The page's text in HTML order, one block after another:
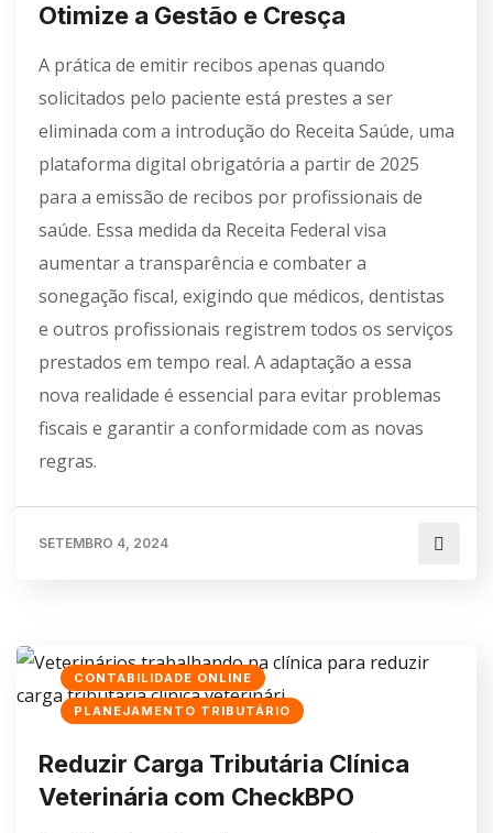
Otimize a Gestão e Cresça
A prática de emitir recibos apenas quando
solicitados pelo paciente está prestes a ser
eliminada com a introdução do Receita Saúde, uma
plataforma digital obrigatória a partir de 2025
para a emissão de recibos por profissionais de
saúde. Essa medida da Receita Federal visa
aumentar a transparência e combater a
sonegação fiscal, exigindo que médicos, dentistas
e outros profissionais registrem todos os serviços
prestados em tempo real. A adaptação a essa
nova realidade é essencial para evitar problemas
fiscais e garantir a conformidade com as novas
regras.
SETEMBRO 4, 2024
CONTABILIDADE ONLINE
PLANEJAMENTO TRIBUTÁRIO
Reduzir Carga Tributária Clínica
Veterinária com CheckBPO